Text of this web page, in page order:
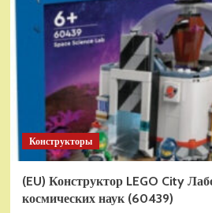
Technic
Экскаватор-
погрузчик
(42197)
Конструкторы
(EU) Конструктор LEGO City
космических наук (60439)